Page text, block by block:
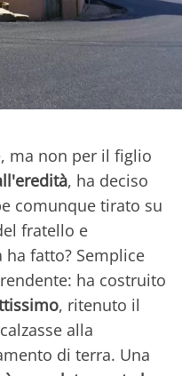
ma non per il figlio
, ha deciso
comunque tirato su
fratello e
fatto? Semplice
ha costruito
, ritenuto il
alla
di terra. Una